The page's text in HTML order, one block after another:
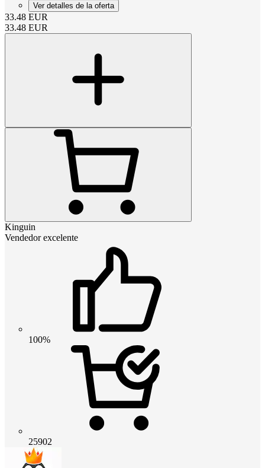
Ver detalles de la oferta
33.48 EUR
33.48 EUR
Kinguin
Vendedor excelente
100%
25902